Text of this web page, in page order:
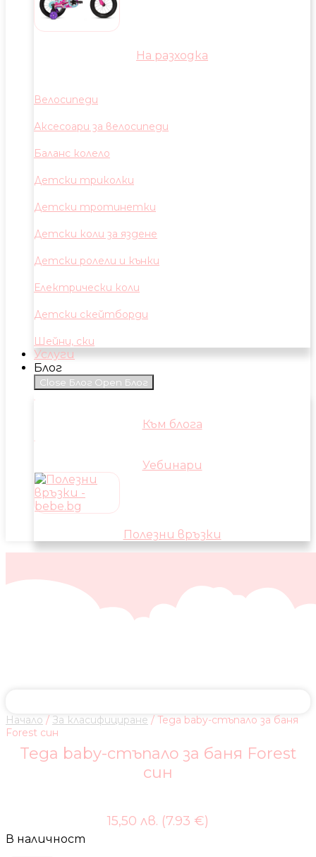
На разходка
Велосипеди
Аксесоари за велосипеди
Баланс колело
Детски триколки
Детски тротинетки
Детски коли за яздене
Детски ролели и кънки
Електрически коли
Детски скейтборди
Шейни, ски
Услуги
Блог
Close Блог Open Блог
Към блога
Уебинари
Полезни връзки
Начало / За класифициране / Tega baby-стъпало за баня
Forest син
Tega baby-стъпало за баня Forest
син
15,50 лв. (7.93 €)
В наличност